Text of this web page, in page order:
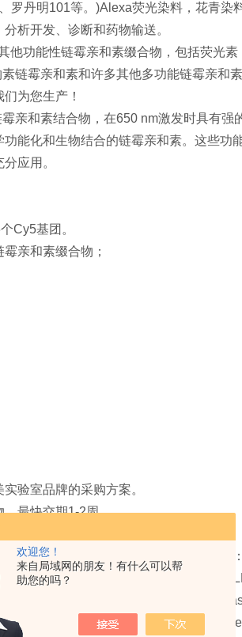
欢迎您！
来自局域网的朋友！有什么可以帮
助您的吗？
罗丹明101等。)Alexa荧光染料，花青
析开发、诊断和药物输送。
他功能性链霉亲和素缀合物，包括荧光
链霉亲和素和许多其他多功能链霉亲和
为您生产！
亲和素结合物，在650 nm激发时具有
能化和生物结合的链霉亲和素。这些功
应用。
Cy5基团。
亲和素缀合物；
验室品牌的采购方案。
，最快交期1-2周。
的研究试剂、仪器和实验室消耗品品
，Ambeed, Inc，SPEED BioSystems,
,paratechs，